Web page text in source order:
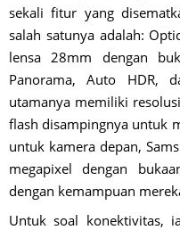
sekali fitur yang
salah satunya adalah:
lensa 28mm dengan
Panorama, Auto HDR,
utamanya memiliki
flash disampingnya untuk
untuk kamera depan,
megapixel dengan
dengan kemampuan
Untuk soal konektivitas,